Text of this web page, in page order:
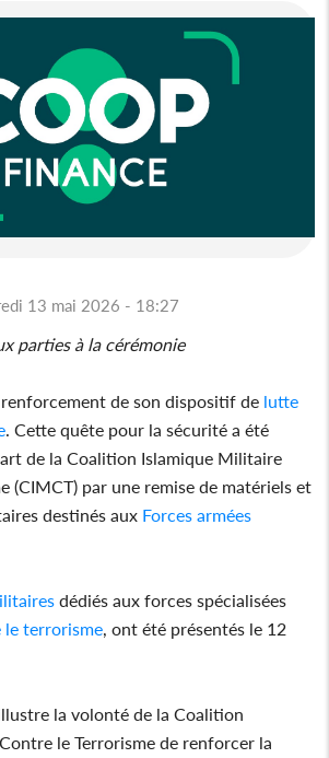
13 mai 2026 - 18:27
parties à la cérémonie
de son dispositif de lutte
. Cette quête pour la sécurité a été
de la Coalition Islamique Militaire
(CIMCT) par une remise de matériels et
destinés aux Forces armées
dédiés aux forces spécialisées
terrorisme , ont été présentés le 12
la volonté de la Coalition
le Terrorisme de renforcer la